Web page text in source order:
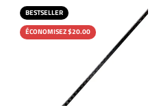
BESTSELLER
ÉCONOMISEZ $20.00